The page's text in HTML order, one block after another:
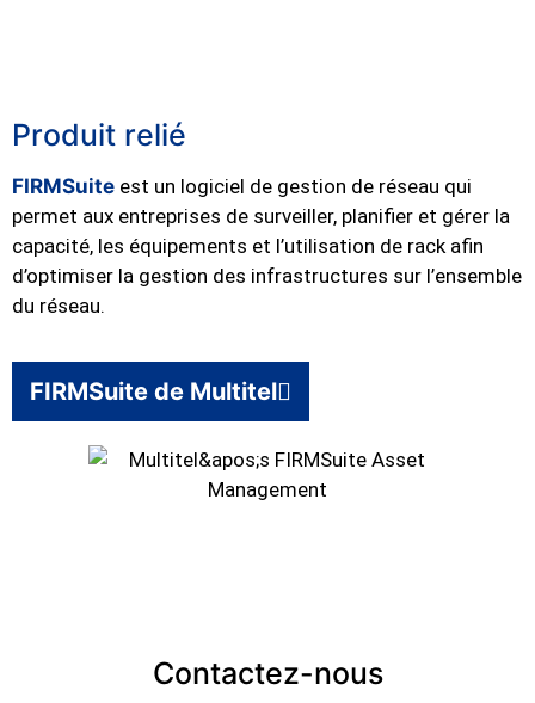
Produit relié
FIRMSuite est un logiciel de gestion de réseau qui
permet aux entreprises de surveiller, planifier et gérer la
capacité, les équipements et l’utilisation de rack afin
d’optimiser la gestion des infrastructures sur l’ensemble
du réseau.
FIRMSuite de Multitel
Contactez-nous